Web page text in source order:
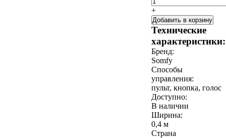
+
Добавить в корзину
Технические
характеристики:
Бренд:
Somfy
Способы
управления:
пульт, кнопка, голос
Доступно:
В наличии
Ширина:
0,4 м
Страна